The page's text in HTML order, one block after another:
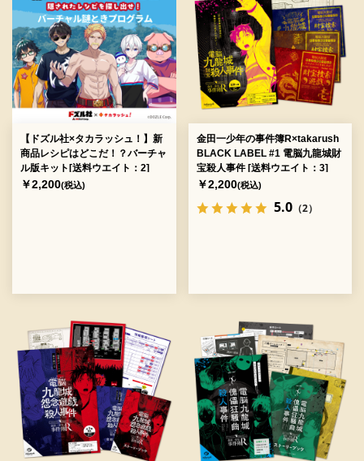
【ドズル社×タカラッシュ！】新
商品レシピはどこだ！？バーチャ
ル版キット[送料ウエイト：2]
￥2,200(税込)
金田一少年の事件簿R×takarush
BLACK LABEL #1 電脳九龍城財
宝殺人事件 [送料ウエイト：3]
￥2,200(税込)
5.0（2）